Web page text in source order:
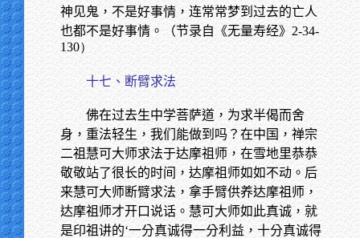
神见鬼，不是好事情，连常常梦到过去的亡人
也都不是好事情。（节录自《无量寿经》 2-34-
130）
十七、断臂求法
佛在过去生中学菩萨道，为求半偈而舍
身，重法轻生，我们能做到吗？在中国，禅宗
二祖慧可大师求法于达摩祖师，在雪地里恭恭
敬敬站了很长的时间，达摩祖师如如不动。后
来慧可大师断臂求法，拿手臂供养达摩祖师，
达摩祖师才开口说话。慧可大师如此真诚，就
是印祖讲的‘一分真诚得一分利益，十分真诚得